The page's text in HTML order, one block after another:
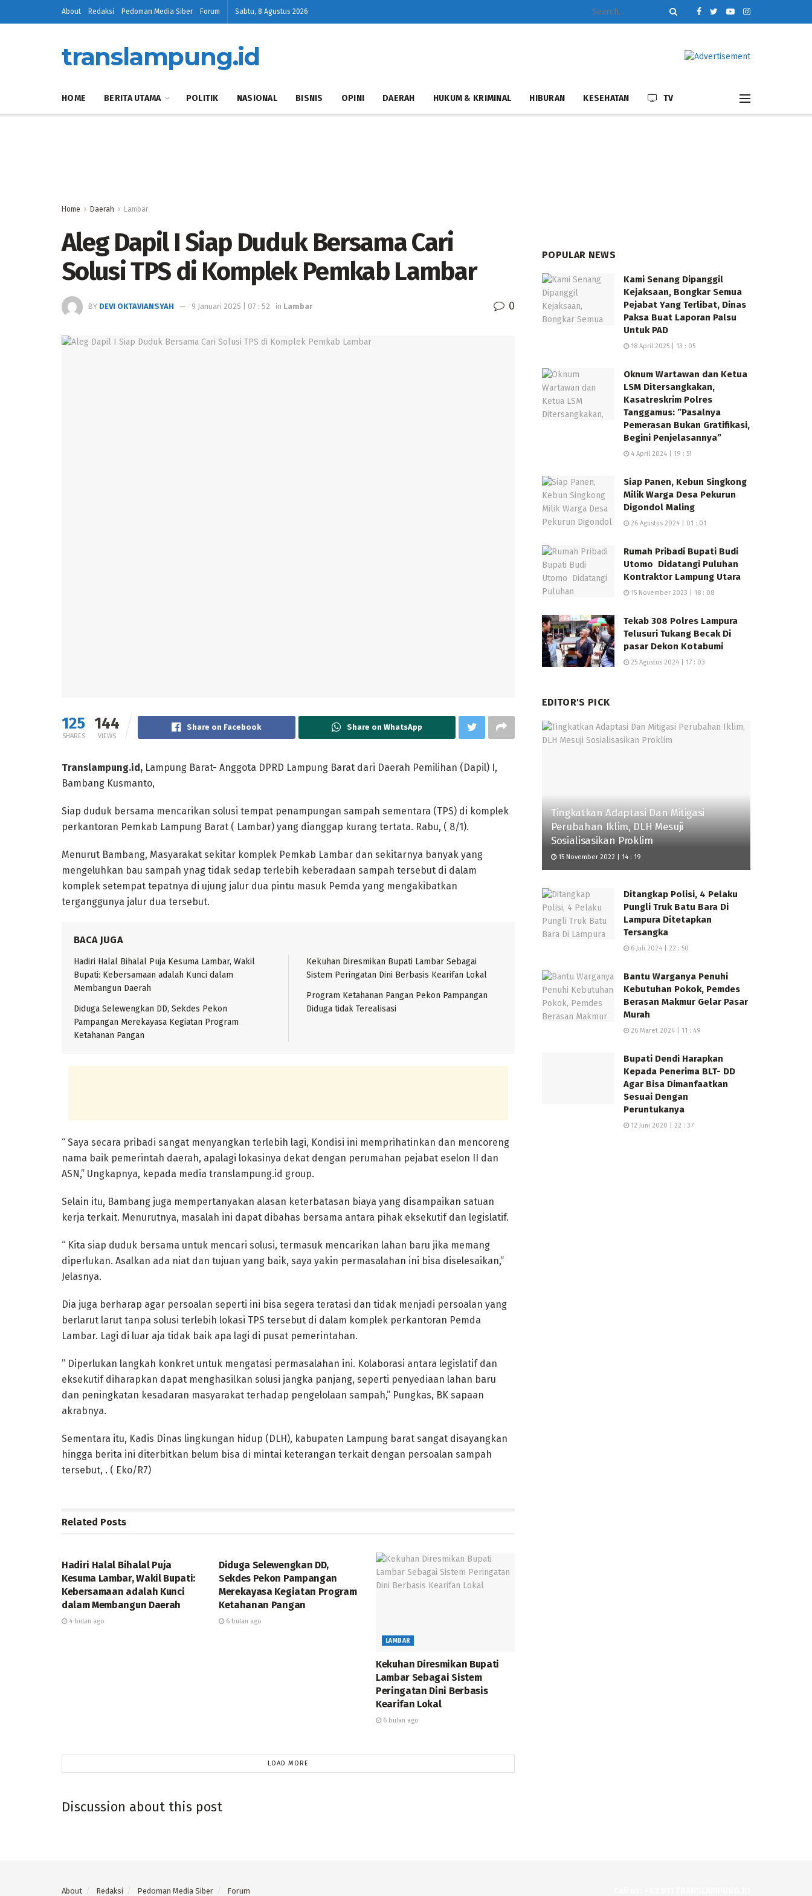
About Redaksi Pedoman Media Siber Forum Sabtu, 8 Agustus 2026
translampung.id
HOME BERITA UTAMA POLITIK NASIONAL BISNIS OPINI DAERAH HUKUM & KRIMINAL HIBURAN KESEHATAN TV
Home Daerah Lambar
Aleg Dapil I Siap Duduk Bersama Cari
Solusi TPS di Komplek Pemkab Lambar
BY DEVI OKTAVIANSYAH 9 Januari 2025 | 07 : 52 in Lambar 0
125
SHARES
144
VIEWS
Share on Facebook Share on WhatsApp
Translampung.id, Lampung Barat- Anggota DPRD Lampung Barat dari Daerah Pemilihan (Dapil) I,
Bambang Kusmanto,
Siap duduk bersama mencarikan solusi tempat penampungan sampah sementara (TPS) di komplek
perkantoran Pemkab Lampung Barat ( Lambar) yang dianggap kurang tertata. Rabu, ( 8/1).
Menurut Bambang, Masyarakat sekitar komplek Pemkab Lambar dan sekitarnya banyak yang
mengeluhkan bau sampah ynag tidak sedap terlebih keberadaan sampah tersebut di dalam
komplek setempat tepatnya di ujung jalur dua pintu masuk Pemda yang mengakibatkan
terganggunya jalur dua tersebut.
BACA JUGA
Hadiri Halal Bihalal Puja Kesuma Lambar, Wakil
Bupati: Kebersamaan adalah Kunci dalam
Membangun Daerah
Diduga Selewengkan DD, Sekdes Pekon
Pampangan Merekayasa Kegiatan Program
Ketahanan Pangan
Kekuhan Diresmikan Bupati Lambar Sebagai
Sistem Peringatan Dini Berbasis Kearifan Lokal
Program Ketahanan Pangan Pekon Pampangan
Diduga tidak Terealisasi
“ Saya secara pribadi sangat menyangkan terlebih lagi, Kondisi ini memprihatinkan dan mencoreng
nama baik pemerintah daerah, apalagi lokasinya dekat dengan perumahan pejabat eselon II dan
ASN,” Ungkapnya, kepada media translampung.id group.
Selain itu, Bambang juga mempertanyakan alasan keterbatasan biaya yang disampaikan satuan
kerja terkait. Menurutnya, masalah ini dapat dibahas bersama antara pihak eksekutif dan legislatif.
“ Kita siap duduk bersama untuk mencari solusi, termasuk mencarikan lahan baru jika memang
diperlukan. Asalkan ada niat dan tujuan yang baik, saya yakin permasalahan ini bisa diselesaikan,”
Jelasnya.
Dia juga berharap agar persoalan seperti ini bisa segera teratasi dan tidak menjadi persoalan yang
berlarut larut tanpa solusi terlebih lokasi TPS tersebut di dalam komplek perkantoran Pemda
Lambar. Lagi di luar aja tidak baik apa lagi di pusat pemerintahan.
” Diperlukan langkah konkret untuk mengatasi permasalahan ini. Kolaborasi antara legislatif dan
eksekutif diharapkan dapat menghasilkan solusi jangka panjang, seperti penyediaan lahan baru
dan peningkatan kesadaran masyarakat terhadap pengelolaan sampah,” Pungkas, BK sapaan
akrabnya.
Sementara itu, Kadis Dinas lingkungan hidup (DLH), kabupaten Lampung barat sangat disayangkan
hingga berita ini diterbitkan belum bisa di mintai keterangan terkait dengan persoalan sampah
tersebut, . ( Eko/R7)
Related Posts
Hadiri Halal Bihalal Puja
Kesuma Lambar, Wakil Bupati:
Kebersamaan adalah Kunci
dalam Membangun Daerah
4 bulan ago
Diduga Selewengkan DD,
Sekdes Pekon Pampangan
Merekayasa Kegiatan Program
Ketahanan Pangan
6 bulan ago
LAMBAR
Kekuhan Diresmikan Bupati
Lambar Sebagai Sistem
Peringatan Dini Berbasis
Kearifan Lokal
6 bulan ago
LOAD MORE
Discussion about this post
POPULAR NEWS
Kami Senang Dipanggil
Kejaksaan, Bongkar Semua
Pejabat Yang Terlibat, Dinas
Paksa Buat Laporan Palsu
Untuk PAD
18 April 2025 | 13 : 05
Oknum Wartawan dan Ketua
LSM Ditersangkakan,
Kasatreskrim Polres
Tanggamus: ”Pasalnya
Pemerasan Bukan Gratifikasi,
Begini Penjelasannya”
4 April 2024 | 19 : 51
Siap Panen, Kebun Singkong
Milik Warga Desa Pekurun
Digondol Maling
26 Agustus 2024 | 01 : 01
Rumah Pribadi Bupati Budi
Utomo Didatangi Puluhan
Kontraktor Lampung Utara
15 November 2023 | 18 : 08
Tekab 308 Polres Lampura
Telusuri Tukang Becak Di
pasar Dekon Kotabumi
25 Agustus 2024 | 17 : 03
EDITOR'S PICK
Tingkatkan Adaptasi Dan Mitigasi
Perubahan Iklim, DLH Mesuji
Sosialisasikan Proklim
15 November 2022 | 14 : 19
Ditangkap Polisi, 4 Pelaku
Pungli Truk Batu Bara Di
Lampura Ditetapkan
Tersangka
6 Juli 2024 | 22 : 50
Bantu Warganya Penuhi
Kebutuhan Pokok, Pemdes
Berasan Makmur Gelar Pasar
Murah
26 Maret 2024 | 11 : 49
Bupati Dendi Harapkan
Kepada Penerima BLT- DD
Agar Bisa Dimanfaatkan
Sesuai Dengan
Peruntukanya
12 Juni 2020 | 22 : 37
About Redaksi Pedoman Media Siber Forum